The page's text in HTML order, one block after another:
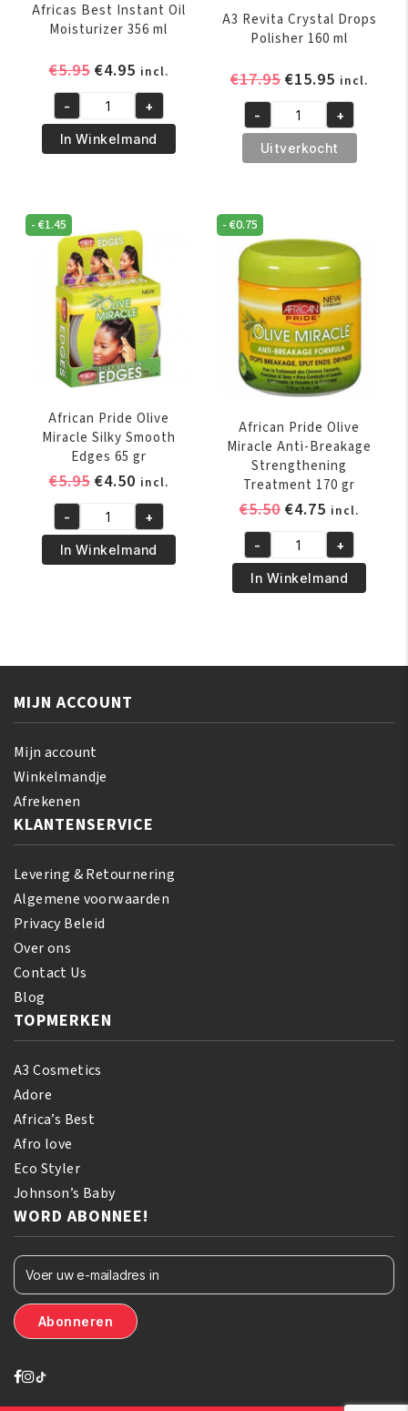
Africas Best Instant Oil
Moisturizer 356 ml
€5.95 Oorspronkelijke
was:
€5.95.
€4.95Huidige
prijs
is:
€4.95.
incl.
Africas
Best
Instant
356
ml
aantal
- +
In Winkelmand
A3 Revita Crystal Drops
Polisher 160 ml
€17.95
was:
€17.95.
€15.95 Huidige
prijs
is:
€15.95.
incl.
A3
Revita
Crystal
Polisher
160
ml
aantal
- +
Uitverkocht
-€1.45
African Pride Olive
Miracle Silky Smooth
Edges 65 gr
€5.95 Oorspronkelijke
was:
€5.95.
€4.50Huidige
prijs
is:
€4.50.
incl.
African
Pride
Olive
gr
aantal
- +
In Winkelmand
-€0.75
African Pride Olive
Miracle Anti-Breakage
Strengthening
Treatment 170 gr
€5.50
was:
€5.50.
€4.75 Huidige
prijs
is:
€4.75.
incl.
African
Pride
Olive
Breakage
170
- +
In Winkelmand
MIJN ACCOUNT
Mijn account
Winkelmandje
Afrekenen
KLANTENSERVICE
Levering & Retournering
Algemene voorwaarden
Privacy Beleid
Over ons
Contact Us
Blog
TOPMERKEN
A3 Cosmetics
Adore
Africa’s Best
Afro love
Eco Styler
Johnson’s Baby
WORD ABONNEE!